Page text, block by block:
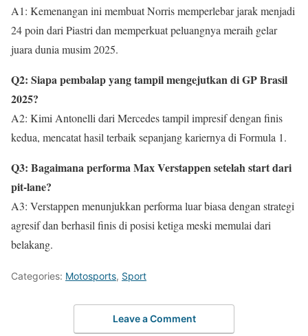
A1: Kemenangan ini membuat Norris memperlebar jarak menjadi
24 poin dari Piastri dan memperkuat peluangnya meraih gelar
juara dunia musim 2025.
Q2: Siapa pembalap yang tampil mengejutkan di GP Brasil
2025?
A2: Kimi Antonelli dari Mercedes tampil impresif dengan finis
kedua, mencatat hasil terbaik sepanjang kariernya di Formula 1.
Q3: Bagaimana performa Max Verstappen setelah start dari
pit-lane?
A3: Verstappen menunjukkan performa luar biasa dengan strategi
agresif dan berhasil finis di posisi ketiga meski memulai dari
belakang.
Categories: Motosports, Sport
Leave a Comment